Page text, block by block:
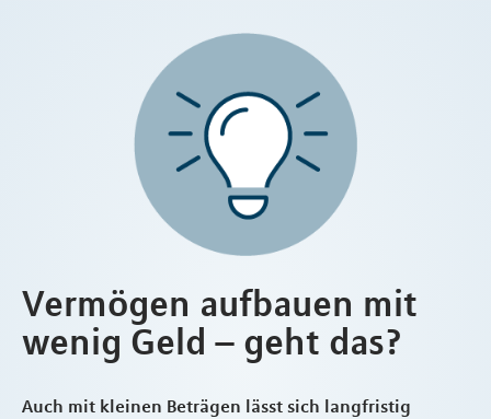
Vermögen aufbauen mit
wenig Geld – geht das?
Auch mit kleinen Beträgen lässt sich langfristig